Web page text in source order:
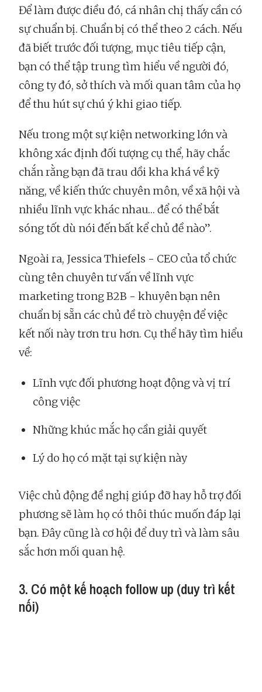
Để làm được điều đó, cá nhân chị thấy cần có
sự chuẩn bị. Chuẩn bị có thể theo 2 cách. Nếu
đã biết trước đối tượng, mục tiêu tiếp cận,
bạn có thể tập trung tìm hiểu về người đó,
công ty đó, sở thích và mối quan tâm của họ
để thu hút sự chú ý khi giao tiếp.
Nếu trong một sự kiện networking lớn và
không xác định đối tượng cụ thể, hãy chắc
chắn rằng bạn đã trau dồi kha khá về kỹ
năng, về kiến thức chuyên môn, về xã hội và
nhiều lĩnh vực khác nhau… để có thể bắt
sóng tốt dù nói đến bất kể chủ đề nào”.
Ngoài ra, Jessica Thiefels - CEO của tổ chức
cùng tên chuyên tư vấn về lĩnh vực
marketing trong B2B - khuyên bạn nên
chuẩn bị sẵn các chủ đề trò chuyện để việc
kết nối này trơn tru hơn. Cụ thể hãy tìm hiểu
về:
Lĩnh vực đối phương hoạt động và vị trí
công việc
Những khúc mắc họ cần giải quyết
Lý do họ có mặt tại sự kiện này
Việc chủ động đề nghị giúp đỡ hay hỗ trợ đối
phương sẽ làm họ có thôi thúc muốn đáp lại
bạn. Đây cũng là cơ hội để duy trì và làm sâu
sắc hơn mối quan hệ.
3. Có một kế hoạch follow up (duy trì kết
nối)